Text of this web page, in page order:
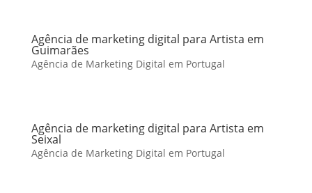
Agência de marketing digital para Artista em
Guimarães
Agência de Marketing Digital em Portugal
Agência de marketing digital para Artista em
Seixal
Agência de Marketing Digital em Portugal